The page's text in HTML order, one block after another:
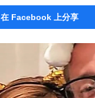
在 Facebook 上分享